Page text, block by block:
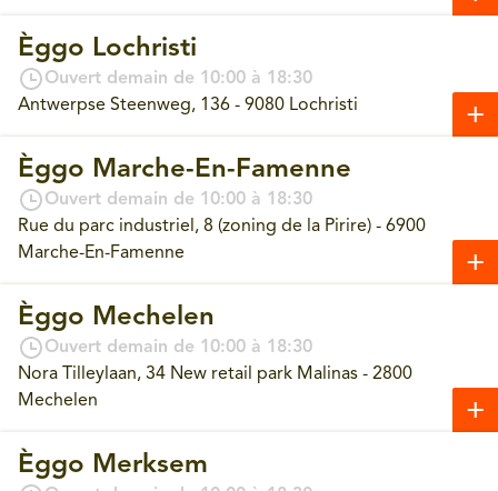
Èggo Lochristi
Ouvert demain de 10:00 à 18:30
Antwerpse Steenweg, 136 - 9080 Lochristi
Èggo Marche-En-Famenne
Ouvert demain de 10:00 à 18:30
Rue du parc industriel, 8 (zoning de la Pirire) - 6900
Marche-En-Famenne
Èggo Mechelen
Ouvert demain de 10:00 à 18:30
Nora Tilleylaan, 34 New retail park Malinas - 2800
Mechelen
Èggo Merksem